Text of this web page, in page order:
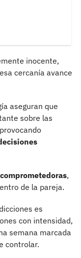
inocente,
cercanía avance
aseguran que
sobre las
,
de la pareja.
es
con intensidad,
semana marcada
controlar.